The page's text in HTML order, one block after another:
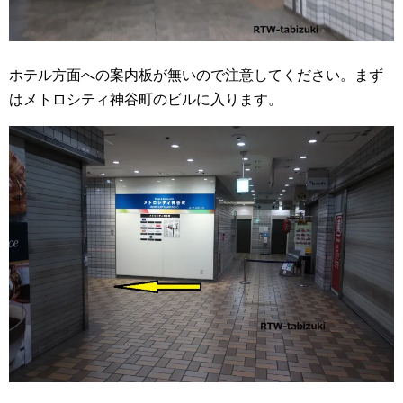
ホテル方面への案内板が無いので注意してください。まず
はメトロシティ神谷町のビルに入ります。